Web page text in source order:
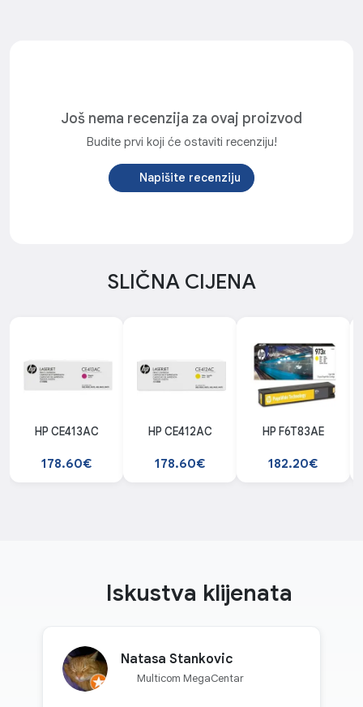
Još nema recenzija za ovaj proizvod
Budite prvi koji će ostaviti recenziju!
Napišite recenziju
SLIČNA CIJENA
HP CE413AC
178.60€
HP CE412AC
178.60€
HP F6T83AE
182.20€
Iskustva klijenata
Natasa Stankovic
Multicom MegaCentar